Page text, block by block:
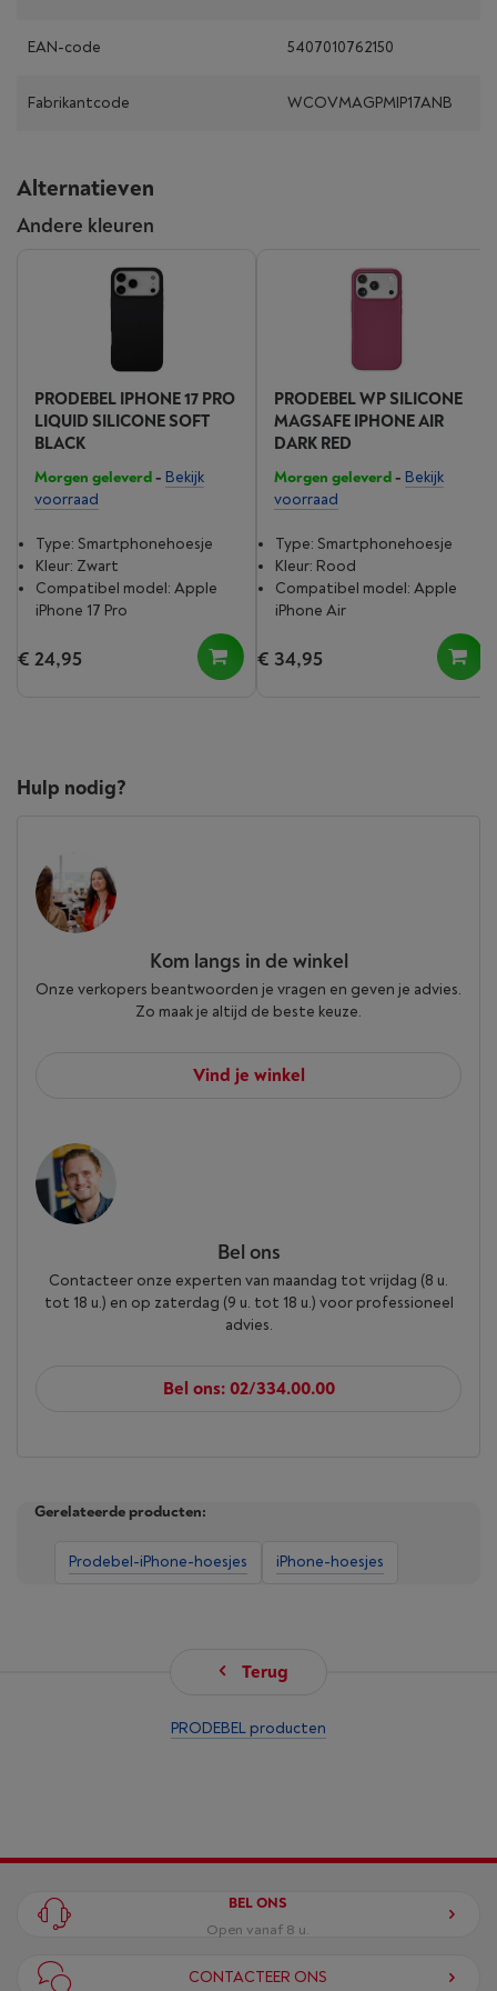
EAN-code 5407010762150
Fabrikantcode WCOVMAGPMIP17ANB
Alternatieven
Andere kleuren
PRODEBEL IPHONE 17 PRO
LIQUID SILICONE SOFT
BLACK
Morgen geleverd- Bekijk
voorraad
Type: Smartphonehoesje
Kleur: Zwart
Compatibel model: Apple
iPhone 17 Pro
€ 24,95
PRODEBEL WP SILICONE
MAGSAFE IPHONE AIR
DARK RED
Morgen geleverd- Bekijk
voorraad
Type: Smartphonehoesje
Kleur: Rood
Compatibel model: Apple
iPhone Air
€ 34,95
Hulp nodig?
Kom langs in de winkel
Onze verkopers beantwoorden je vragen en geven je advies.
Zo maak je altijd de beste keuze.
Vind je winkel
Bel ons
Contacteer onze experten van maandag tot vrijdag (8 u.
tot 18 u.) en op zaterdag (9 u. tot 18 u.) voor professioneel
advies.
Bel ons: 02/334.00.00
Gerelateerde producten:
Prodebel-iPhone-hoesjes iPhone-hoesjes
Terug
PRODEBEL producten
BEL ONS
Open vanaf 8 u.
CONTACTEER ONS